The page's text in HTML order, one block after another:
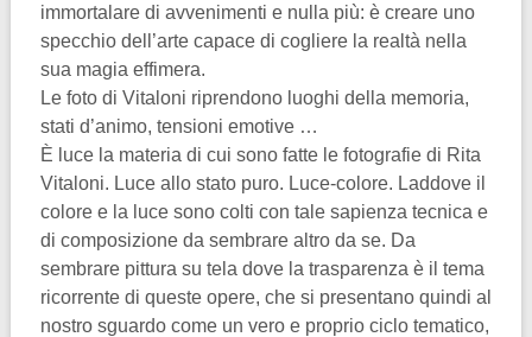
immortalare di avvenimenti e nulla più: è creare uno
specchio dell’arte capace di cogliere la realtà nella
sua magia effimera.
Le foto di Vitaloni riprendono luoghi della memoria,
stati d’animo, tensioni emotive …
È luce la materia di cui sono fatte le fotografie di Rita
Vitaloni. Luce allo stato puro. Luce-colore. Laddove il
colore e la luce sono colti con tale sapienza tecnica e
di composizione da sembrare altro da se. Da
sembrare pittura su tela dove la trasparenza è il tema
ricorrente di queste opere, che si presentano quindi al
nostro sguardo come un vero e proprio ciclo tematico,